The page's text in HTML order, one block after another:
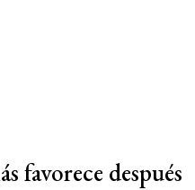
favorece después